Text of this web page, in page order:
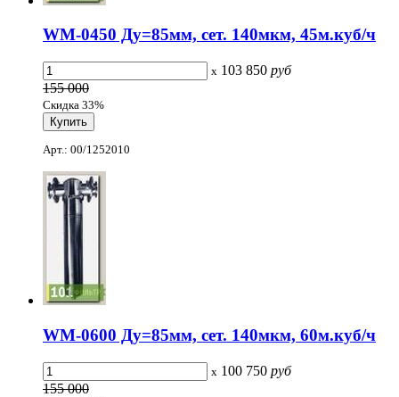
WM-0450 Ду=85мм, сет. 140мкм, 45м.куб/ч
x 103 850 руб
155 000
Скидка 33%
Арт.: 00/1252010
WM-0600 Ду=85мм, сет. 140мкм, 60м.куб/ч
x 100 750 руб
155 000